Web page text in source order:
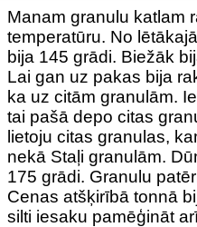
Manam granulu katlam
temperatūru. No
bija 145 grādi. Biežāk
Lai gan uz pakas bija
ka uz citām granulām.
tai pašā depo citas
lietoju citas granulas,
nekā Staļi granulām.
175 grādi. Granulu
Cenas atšķirībā tonnā
silti iesaku pamēģināt